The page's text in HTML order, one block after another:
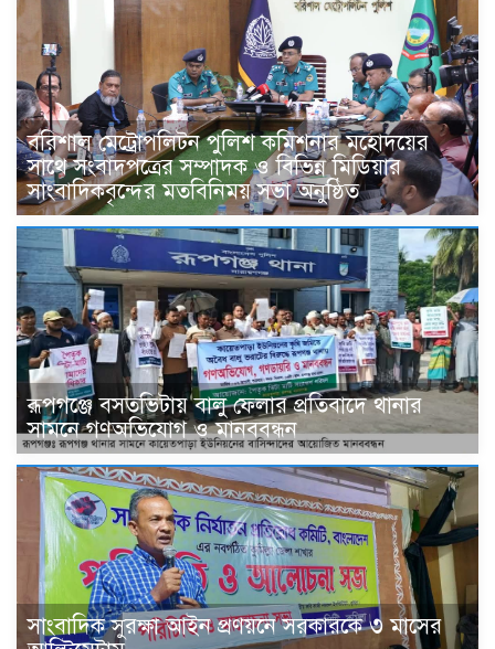
বরিশাল মেট্রোপলিটন পুলিশ কমিশনার মহোদয়ের
সাথে সংবাদপত্রের সম্পাদক ও বিভিন্ন মিডিয়ার
সাংবাদিকবৃন্দের মতবিনিময় সভা অনুষ্ঠিত
রূপগঞ্জে বসতভিটায় বালু ফেলার প্রতিবাদে থানার
সামনে গণঅভিযোগ ও মানববন্ধন
সাংবাদিক সুরক্ষা আইন প্রণয়নে সরকারকে ৩ মাসের